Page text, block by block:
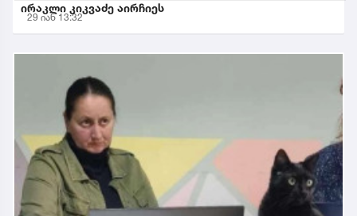
ირაკლი კიკვაძე აირჩიეს
29 იან 13:32